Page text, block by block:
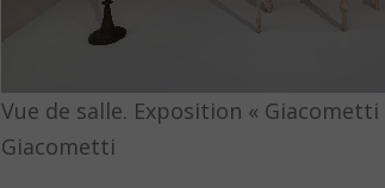
Vue de salle. Exposition «
Giacometti